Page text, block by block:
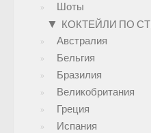
Шоты
▼ КОКТЕЙЛИ ПО
Австралия
Бельгия
Бразилия
Великобритания
Греция
Испания